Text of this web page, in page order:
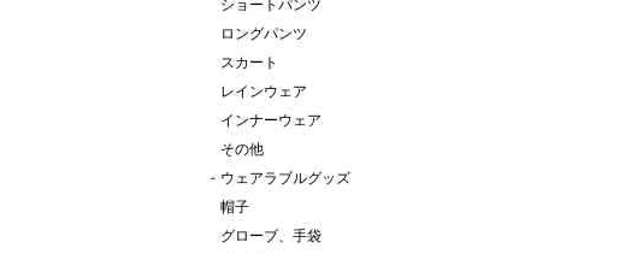
ショートパンツ
ロングパンツ
スカート
レインウェア
インナーウェア
その他
- ウェアラブルグッズ
帽子
グローブ、手袋